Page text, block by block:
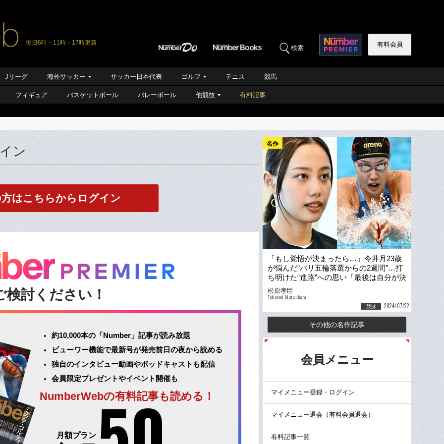
毎日6時・11時・17時更新
検索 有料会員
Jリーグ 海外サッカー サッカー日本代表 ゴルフ テニス 競馬
フィギュア バスケットボール バレーボール 他競技 有料記事
ン
はこちらからログイン
検討ください！
約10,000本の「Number」記事が読み放題
ビューワー機能で最新号が発売前日の夜から読める
独自のインタビュー動画やポッドキャストも配信
会員限定プレゼントやイベント開催も
NumberWebの有料記事も読める！
月額プラン
名作
「もし覚悟が決まったら…」今井月23歳
が悩んだ“パリ五輪落選からの2週間”…打
ち明けた“進路”への思い「最後は自分が決
めることなので」
松原孝臣
Takaomi Matsubara
競泳 2024/07/22
その他の名作記事
会員メニュー
マイメニュー登録・ログイン
マイメニュー退会（有料会員退会）
有料記事一覧